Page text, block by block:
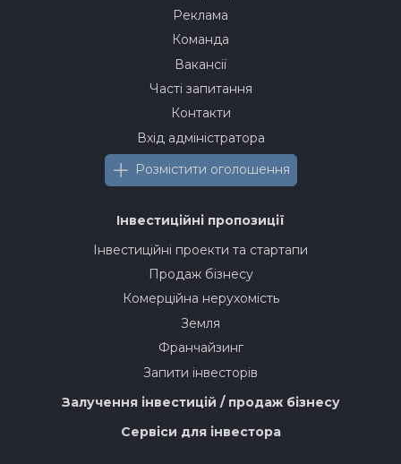
Реклама
Команда
Вакансії
Часті запитання
Контакти
Вхід адміністратора
Розмістити оголошення
Інвестиційні пропозиції
Інвестиційні проекти та стартапи
Продаж бізнесу
Комерційна нерухомість
Земля
Франчайзинг
Запити інвесторів
Залучення інвестицій / продаж бізнесу
Сервіси для інвестора